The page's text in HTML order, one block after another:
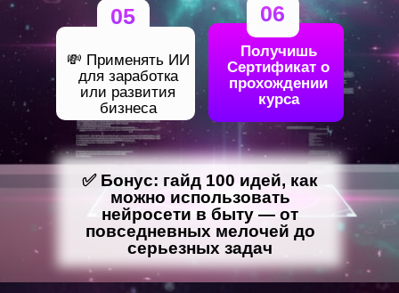
✅ Бонус: гайд 100 идей, как
можно использовать
нейросети в быту — от
повседневных мелочей до
серьезных задач
06
05
💸 Применять ИИ
для заработка
или развития
бизнеса
Получишь
Сертификат о
прохождении
курса